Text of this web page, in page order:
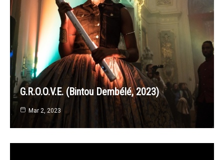
G.R.O.O.V.E. (Bintou Dembélé, 2023)
Mar 2, 2023